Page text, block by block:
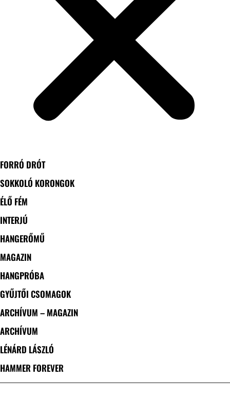
FORRÓ DRÓT
SOKKOLÓ KORONGOK
ÉLŐ FÉM
INTERJÚ
HANGERŐMŰ
MAGAZIN
HANGPRÓBA
GYŰJTŐI CSOMAGOK
ARCHÍVUM – MAGAZIN
ARCHÍVUM
LÉNÁRD LÁSZLÓ
HAMMER FOREVER